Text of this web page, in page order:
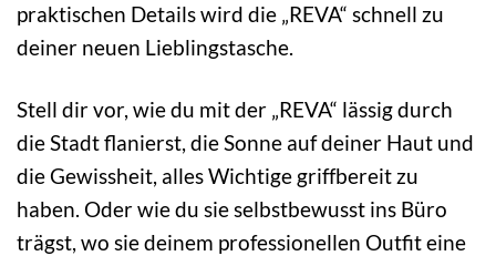
praktischen Details wird die „REVA“ schnell zu
deiner neuen Lieblingstasche.
Stell dir vor, wie du mit der „REVA“ lässig durch
die Stadt flanierst, die Sonne auf deiner Haut und
die Gewissheit, alles Wichtige griffbereit zu
haben. Oder wie du sie selbstbewusst ins Büro
trägst, wo sie deinem professionellen Outfit eine